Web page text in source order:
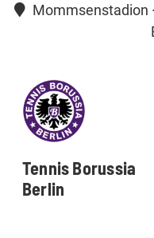
Mommsenstadion
Tennis Borussia
Berlin